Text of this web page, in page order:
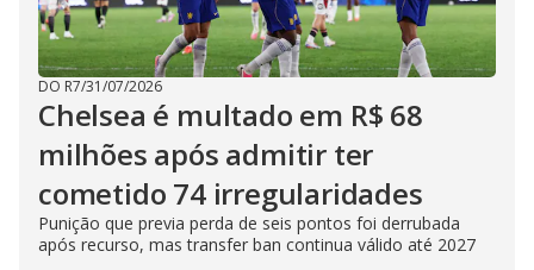
DO R7/31/07/2026
Chelsea é multado em R$ 68
milhões após admitir ter
cometido 74 irregularidades
Punição que previa perda de seis pontos foi derrubada
após recurso, mas transfer ban continua válido até 2027